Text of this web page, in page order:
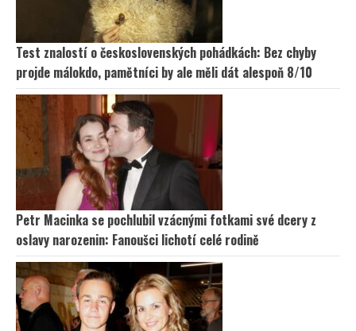
Test znalostí o československých pohádkách: Bez chyby
projde málokdo, pamětníci by ale měli dát alespoň 8/10
Petr Macinka se pochlubil vzácnými fotkami své dcery z
oslavy narozenin: Fanoušci lichotí celé rodině